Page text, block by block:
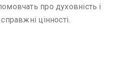
про духовність і
цінності.